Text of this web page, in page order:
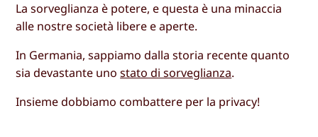
La sorveglianza è potere, e questa è una minaccia
alle nostre società libere e aperte.
In Germania, sappiamo dalla storia recente quanto
sia devastante unostato di sorveglianza.
Insieme dobbiamo combattere per la privacy!